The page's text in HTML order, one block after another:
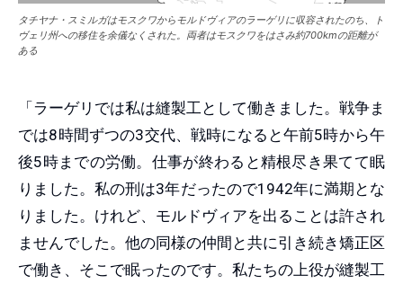
タチヤナ・スミルガはモスクワからモルドヴィアのラーゲリに収容されたのち、ト
ヴェリ州への移住を余儀なくされた。両者はモスクワをはさみ約700kmの距離が
ある
「ラーゲリでは私は縫製工として働きました。戦争ま
では8時間ずつの3交代、戦時になると午前5時から午
後5時までの労働。仕事が終わると精根尽き果てて眠
りました。私の刑は3年だったので1942年に満期とな
りました。けれど、モルドヴィアを出ることは許され
ませんでした。他の同様の仲間と共に引き続き矯正区
で働き、そこで眠ったのです。私たちの上役が縫製工